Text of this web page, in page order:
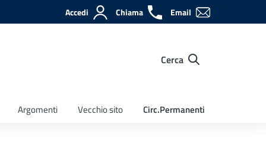
Accedi Chiama Email
Cerca
Argomenti Vecchio sito Circ.Permanenti